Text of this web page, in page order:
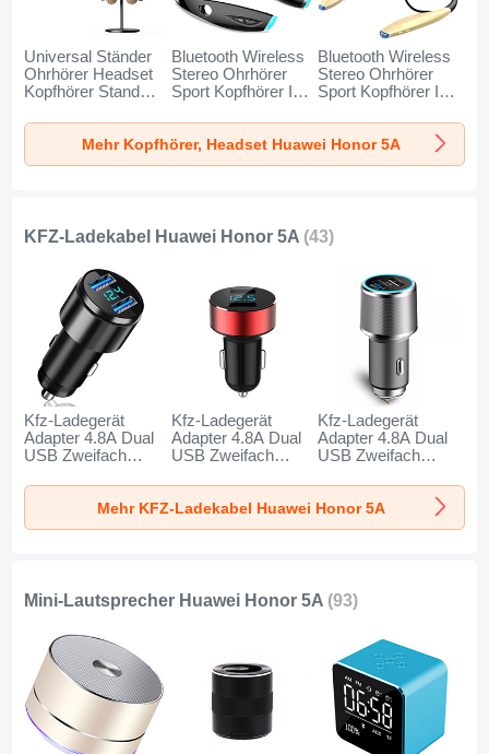
Universal Ständer
Ohrhörer Headset
Kopfhörer Stand
Honor 5A Schwarz
Bluetooth Wireless
Stereo Ohrhörer
Sport Kopfhörer In
für Huawei Honor
5A Schwarz
Bluetooth Wireless
Stereo Ohrhörer
Sport Kopfhörer In
für Huawei Honor
5A Gold
Mehr Kopfhörer, Headset Huawei Honor 5A
KFZ-Ladekabel Huawei Honor 5A (43)
Kfz-Ladegerät
Adapter 4.8A Dual
USB Zweifach
Charge Universal
K10 für Huawei
Honor 5A Schwarz
Kfz-Ladegerät
Adapter 4.8A Dual
USB Zweifach
Charge Universal
K07 für Huawei
Honor 5A Rot
Kfz-Ladegerät
Adapter 4.8A Dual
USB Zweifach
Charge Universal
K08 für Huawei
Honor 5A Silber
Mehr KFZ-Ladekabel Huawei Honor 5A
Mini-Lautsprecher Huawei Honor 5A (93)